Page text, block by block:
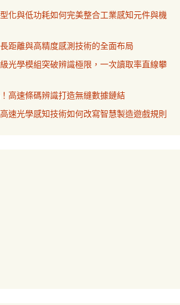
化與低功耗如何完美整合工業感知元件與機
距離與高精度感測技術的全面布局
光學模組突破辨識極限，一次讀取率直線攀
高速條碼辨識打造無縫數據鏈結
速光學感知技術如何改寫智慧製造遊戲規則